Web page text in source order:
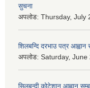
सुचना
अपलोड: Thursday, July
शिलबन्दि दरभाउ पत्र आह्वान
अपलोड: Saturday,
सिलबन्दी कोटेशान आह्वान